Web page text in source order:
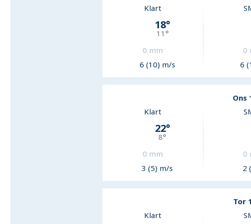
Klart
18°
11 °
0 mm
6 (10) m/s
0
6
Ons
Klart
22°
8°
0 mm
3 (5) m/s
0
2
Tor
Klart